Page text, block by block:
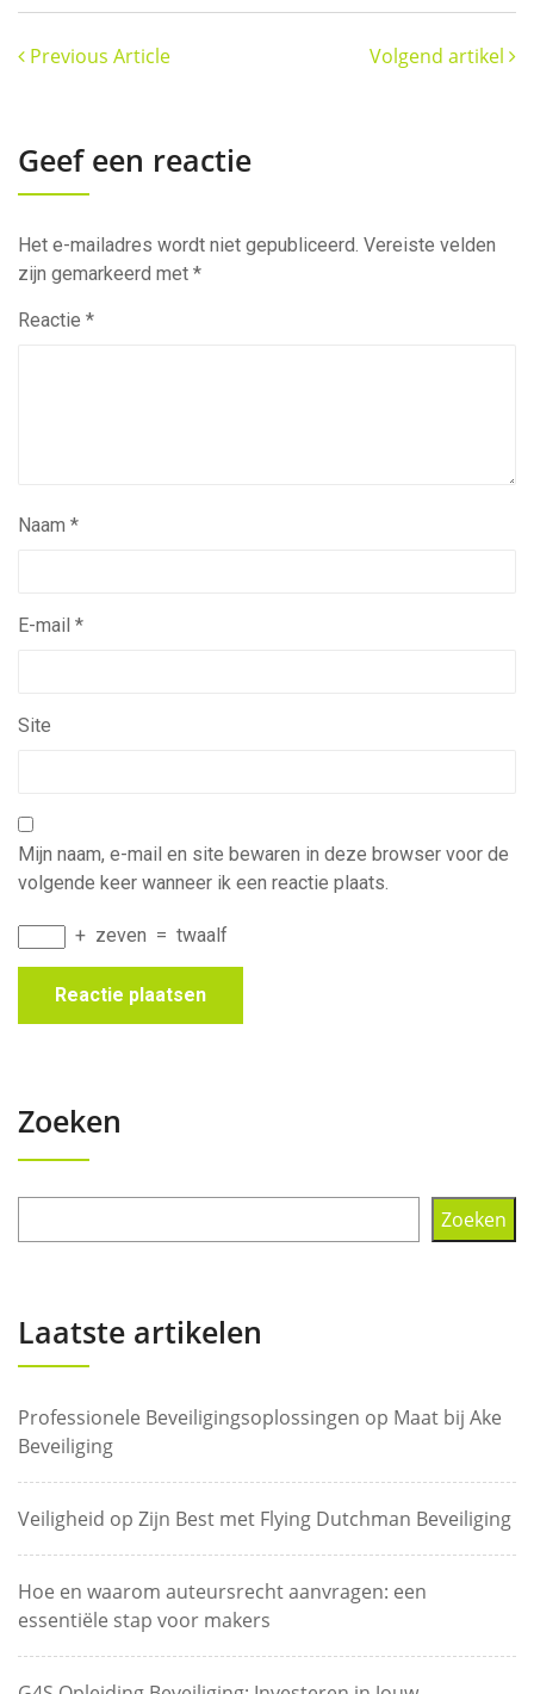
Previous Article Volgend artikel
Geef een reactie
Het e-mailadres wordt niet gepubliceerd. Vereiste velden
zijn gemarkeerd met *
Reactie *
Naam *
E-mail *
Site
Mijn naam, e-mail en site bewaren in deze browser voor de
volgende keer wanneer ik een reactie plaats.
+ zeven = twaalf
Zoeken
Zoeken
Laatste artikelen
Professionele Beveiligingsoplossingen op Maat bij Ake
Beveiliging
Veiligheid op Zijn Best met Flying Dutchman Beveiliging
Hoe en waarom auteursrecht aanvragen: een
essentiële stap voor makers